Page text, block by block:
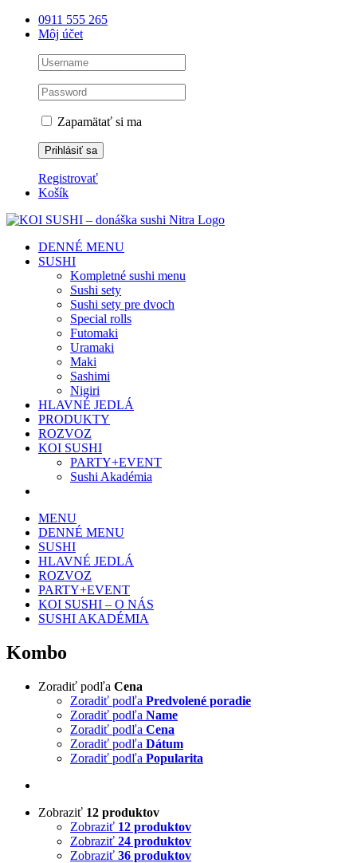
Skip
0911 555 265
Môj účet
Zapamätať si ma
Registrovať
Košík
DENNÉ MENU
SUSHI
Kompletné sushi menu
Sushi sety
Sushi sety pre dvoch
Special rolls
Futomaki
Uramaki
Maki
Sashimi
Nigiri
HLAVNÉ JEDLÁ
PRODUKTY
ROZVOZ
KOI SUSHI
PARTY+EVENT
Sushi Akadémia
MENU
DENNÉ MENU
SUSHI
HLAVNÉ JEDLÁ
ROZVOZ
PARTY+EVENT
KOI SUSHI – O NÁS
SUSHI AKADÉMIA
Kombo
Zoradiť podľa Cena
Zoradiť podľa Predvolené poradie
Zoradiť podľa Name
Zoradiť podľa Cena
Zoradiť podľa Dátum
Zoradiť podľa Popularita
Zobraziť 12 produktov
Zobraziť 12 produktov
Zobraziť 24 produktov
Zobraziť 36 produktov